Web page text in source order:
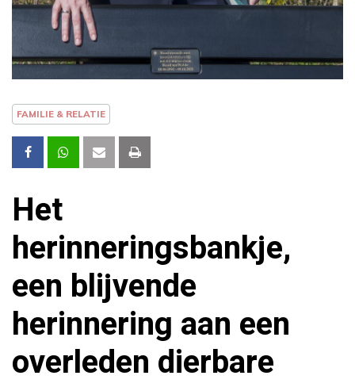
FAMILIE & RELATIE
Het
herinneringsbankje,
een blijvende
herinnering aan een
overleden dierbare